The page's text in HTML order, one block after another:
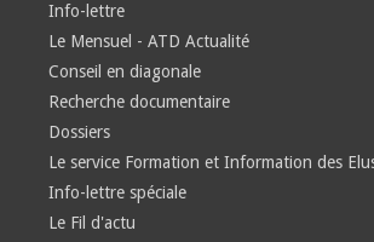
Info-lettre
Le Mensuel - ATD Actualité
Conseil en diagonale
Recherche documentaire
Dossiers
Le service Formation et Information des
Info-lettre spéciale
Le Fil d'actu